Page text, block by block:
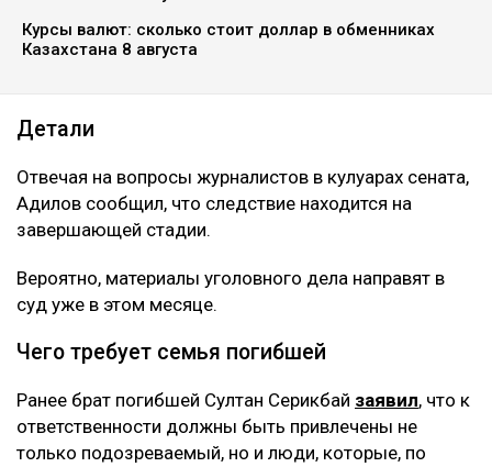
Курсы валют: сколько стоит доллар в обменниках
Казахстана 8 августа
Детали
Отвечая на вопросы журналистов в кулуарах сената,
Адилов сообщил, что следствие находится на
завершающей стадии.
Вероятно, материалы уголовного дела направят в
суд уже в этом месяце.
Чего требует семья погибшей
Ранее брат погибшей Султан Серикбай заявил, что к
ответственности должны быть привлечены не
только подозреваемый, но и люди, которые, по